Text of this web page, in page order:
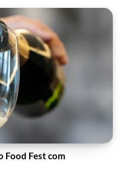
Food Fest com